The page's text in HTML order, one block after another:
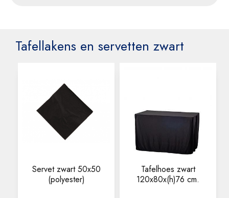
Tafellakens en servetten zwart
Servet zwart 50x50
(polyester)
Tafelhoes zwart
120x80x(h)76 cm.